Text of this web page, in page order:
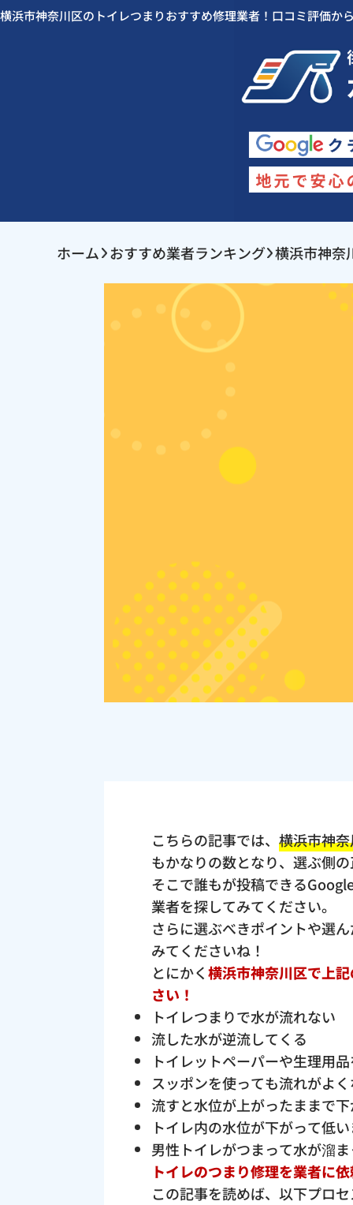
横浜市神奈川区のトイレつまりおすすめ修理業者！口コミ評価か
ホーム おすすめ業者ランキング 横浜市神奈
こちらの記事では、 横浜市神
もかなりの数となり、選ぶ側
そこで誰もが投稿できる
業者を探してみてください。
さらに選ぶべきポイントや選
みてくださいね！
とにかく横浜市神奈川区で上
さい！
トイレつまりで水が流れない
流した水が逆流してくる
トイレットペーパーや生理用
スッポンを使っても流れがよ
流すと水位が上がったままで
トイレ内の水位が下がって低
男性トイレがつまって水が溜
トイレのつまり修理を業者に
この記事を読めば、以下プロ